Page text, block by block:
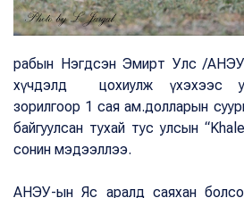
рабын Нэгдсэн Эмирт Улс /АНЭУ/
хүчдэлд цохиулж үхэхээс
зорилгоор 1 сая ам.долларын суурь
байгуулсан тухай тус улсын
сонин мэдээллээ.
АНЭУ-ын Яс аралд саяхан